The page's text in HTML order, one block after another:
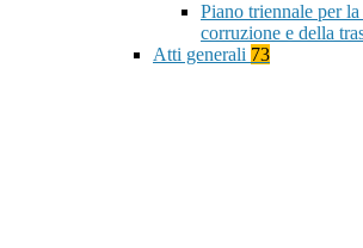
Piano triennale per
corruzione e della
Atti generali 73